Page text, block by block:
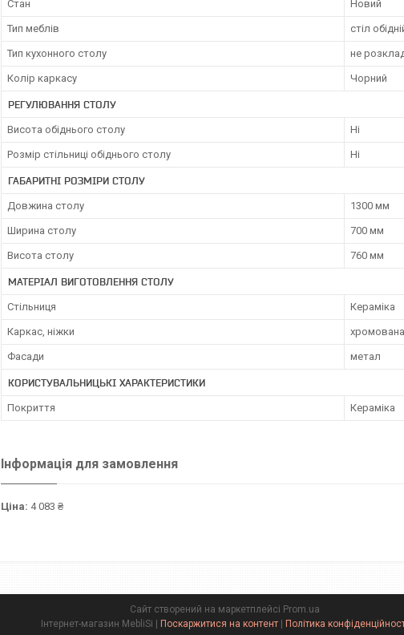
Стан Новий
Тип меблів стіл
Тип кухонного столу не
Колір каркасу Чорний
РЕГУЛЮВАННЯ СТОЛУ
Висота обіднього столу Ні
Розмір стільниці обіднього столу Ні
ГАБАРИТНІ РОЗМІРИ СТОЛУ
Довжина столу 1300 мм
Ширина столу 700 мм
Висота столу 760 мм
МАТЕРІАЛ ВИГОТОВЛЕННЯ СТОЛУ
Стільниця Кераміка
Каркас, ніжки
Фасади метал
КОРИСТУВАЛЬНИЦЬКІ ХАРАКТЕРИСТИКИ
Покриття Кераміка
Інформація для замовлення
Ціна: 4 083 ₴
Сайт створений на маркетплейсі Prom.ua
Поскаржитися на контент Політика